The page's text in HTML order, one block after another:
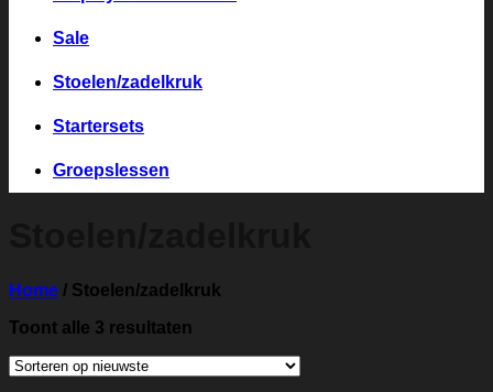
Sale
Stoelen/zadelkruk
Startersets
Groepslessen
Home / Stoelen/zadelkruk
Toont alle 3 resultaten